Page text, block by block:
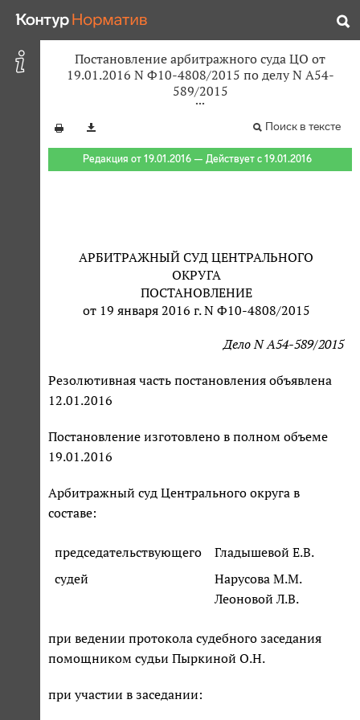
Постановление арбитражного суда ЦО от
19.01.2016 N Ф10-4808/2015 по делу N А54-
589/2015
Поиск в тексте
Редакция от 19.01.2016 — Действует с 19.01.2016
АРБИТРАЖНЫЙ СУД ЦЕНТРАЛЬНОГО
ОКРУГА
ПОСТАНОВЛЕНИЕ
от 19 января 2016 г. N Ф10-4808/2015
Дело N А54-589/2015
Резолютивная часть постановления объявлена
12.01.2016
Постановление изготовлено в полном объеме
19.01.2016
Арбитражный суд Центрального округа в
составе:
председательствующего
Гладышевой Е.В.
судей
Нарусова М.М.
Леоновой Л.В.
при ведении протокола судебного заседания
помощником судьи Пыркиной О.Н.
при участии в заседании: